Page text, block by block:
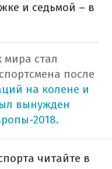
и седьмой – в
мира стал
после
на колене и
вынужден
2018.
читайте в